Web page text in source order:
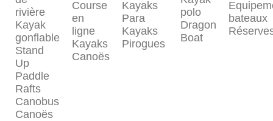
rivière
Kayak
gonflable
Stand
Up
Paddle
Rafts
Canobus
Canoës
Course
en
ligne
Kayaks
Canoës
Kayaks
Para
Kayaks
Pirogues
polo
Dragon
Boat
bateaux